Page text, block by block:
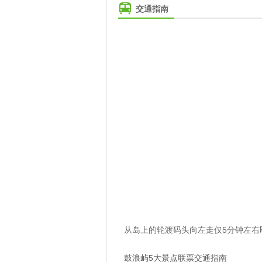
交通指南
从岛上的轮渡码头向左走仅5分钟左右
鼓浪屿5大景点联票交通指南